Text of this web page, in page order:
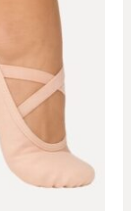
verlanglijst